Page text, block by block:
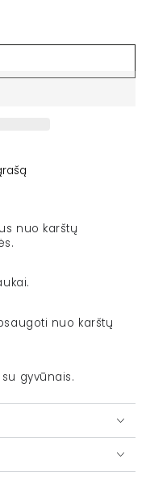
nuo karštų
nuo karštų
gyvūnais.